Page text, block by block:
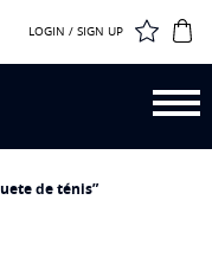
LOGIN / SIGN UP
de ténis”